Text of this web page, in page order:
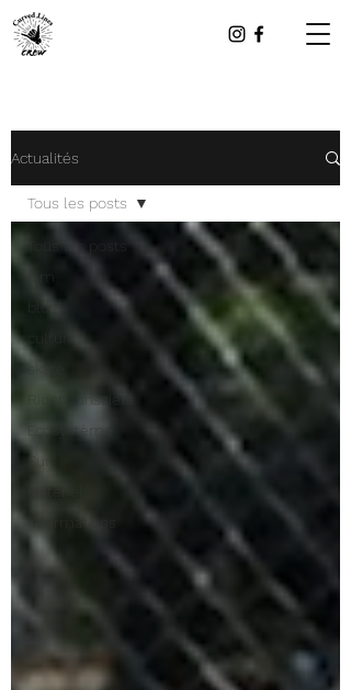
Actualités
Tous les posts
blog
Rider conscient
Ecosystème
Surf
Matériel
Informations
Tous les posts